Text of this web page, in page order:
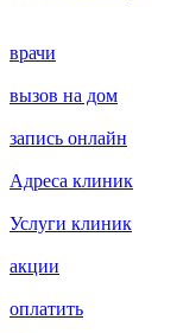
врачи
вызов на дом
запись онлайн
Адреса клиник
Услуги клиник
акции
оплатить